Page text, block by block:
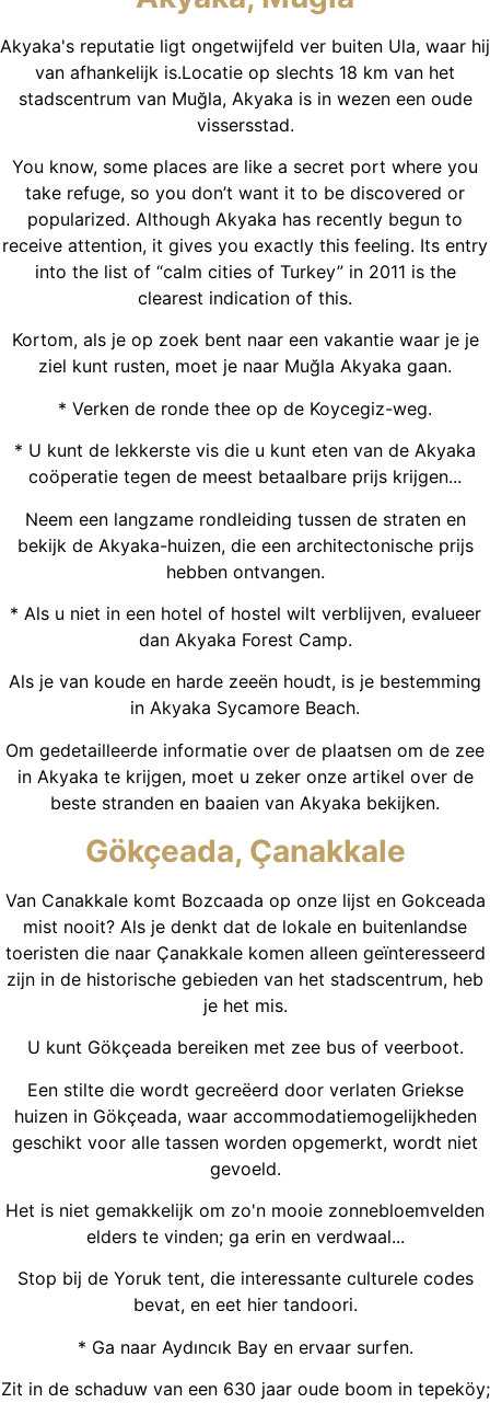
Akyaka's reputatie ligt ongetwijfeld ver buiten Ula, waar hij
van afhankelijk is.Locatie op slechts 18 km van het
stadscentrum van Muğla, Akyaka is in wezen een oude
vissersstad.
You know, some places are like a secret port where you
take refuge, so you don’t want it to be discovered or
popularized. Although Akyaka has recently begun to
receive attention, it gives you exactly this feeling. Its entry
into the list of “calm cities of Turkey” in 2011 is the
clearest indication of this.
Kortom, als je op zoek bent naar een vakantie waar je je
ziel kunt rusten, moet je naar Muğla Akyaka gaan.
* Verken de ronde thee op de Koycegiz-weg.
* U kunt de lekkerste vis die u kunt eten van de Akyaka
coöperatie tegen de meest betaalbare prijs krijgen...
Neem een langzame rondleiding tussen de straten en
bekijk de Akyaka-huizen, die een architectonische prijs
hebben ontvangen.
* Als u niet in een hotel of hostel wilt verblijven, evalueer
dan Akyaka Forest Camp.
Als je van koude en harde zeeën houdt, is je bestemming
in Akyaka Sycamore Beach.
Om gedetailleerde informatie over de plaatsen om de zee
in Akyaka te krijgen, moet u zeker onze artikel over de
beste stranden en baaien van Akyaka bekijken.
Gökçeada, Çanakkale
Van Canakkale komt Bozcaada op onze lijst en Gokceada
mist nooit? Als je denkt dat de lokale en buitenlandse
toeristen die naar Çanakkale komen alleen geïnteresseerd
zijn in de historische gebieden van het stadscentrum, heb
je het mis.
U kunt Gökçeada bereiken met zee bus of veerboot.
Een stilte die wordt gecreëerd door verlaten Griekse
huizen in Gökçeada, waar accommodatiemogelijkheden
geschikt voor alle tassen worden opgemerkt, wordt niet
gevoeld.
Het is niet gemakkelijk om zo'n mooie zonnebloemvelden
elders te vinden; ga erin en verdwaal...
Stop bij de Yoruk tent, die interessante culturele codes
bevat, en eet hier tandoori.
* Ga naar Aydıncık Bay en ervaar surfen.
Zit in de schaduw van een 630 jaar oude boom in tepeköy;